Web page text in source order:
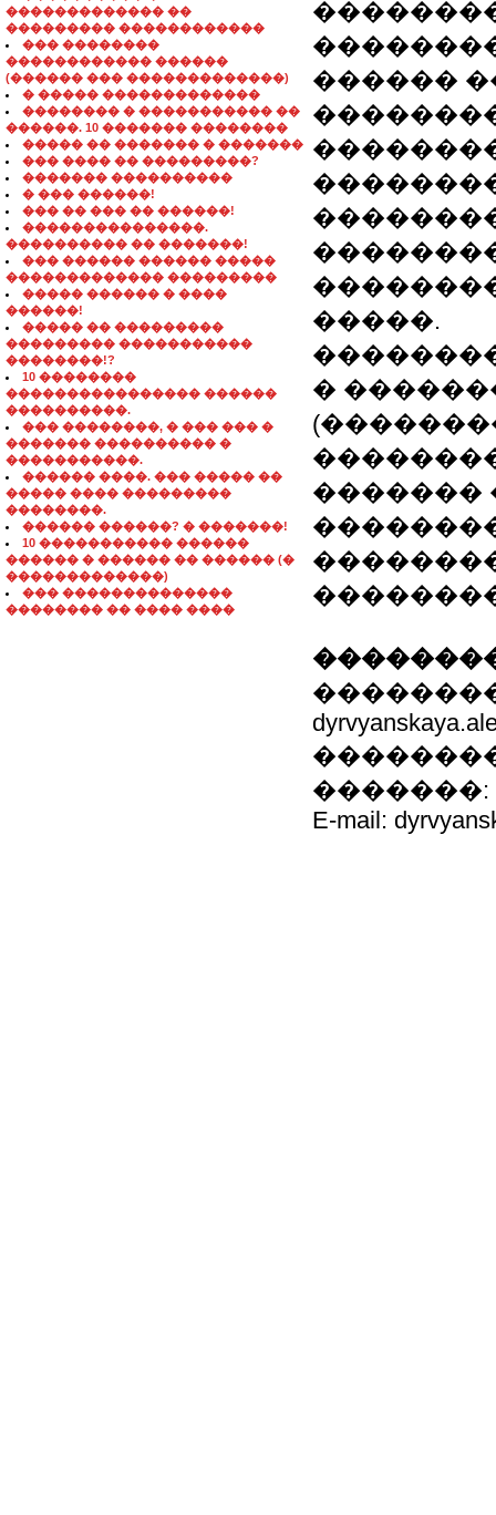
������������� ��
��������� ������������
��� ��������
������������ ������
(������ ��� �������������)
� ����� �������������
�������� � ����������� ��
������. 10 ������� ��������
����� �� ������� � �������
��� ���� �� ���������?
������� ����������
� ��� ������!
��� �� ��� �� ������!
���������������.
���������� �� �������!
��� ������ ������ �����
������������� ���������
����� ������ � ����
������!
����� �� ���������
��������� �����������
��������!?
10 ��������
���������������� ������
����������.
��� ��������, � ��� ��� �
������� ���������� �
�����������.
������ ����. ��� ����� ��
����� ���� ���������
��������.
������ ������? � �������!
10 ����������� ������
������ � ������ �� ������ (�
�������������)
��� ��������������
�������� �� ���� ����
������
�����.
�
�������
�������: 8-
E-mail: